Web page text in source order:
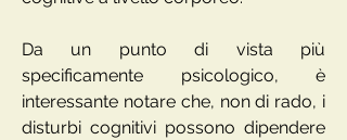
Da un punto di vista più
specificamente psicologico, è
interessante notare che, non di rado, i
disturbi cognitivi possono dipendere